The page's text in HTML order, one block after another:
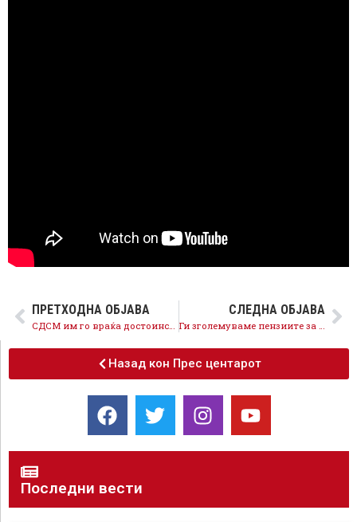
ПРЕТХОДНА ОБЈАВА
СДСМ им го враќа достоинството на граѓаните, се отпишуваат каматите на долговите кон јавните претпријатија
СЛЕДНА ОБЈАВА
Ги зголемуваме пензиите за 700 денари, повисоки пензии за над 320.000 пензионери
Назад кон Прес центарот
Последни вести